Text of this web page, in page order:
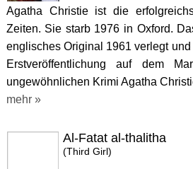
Agatha Christie ist die
Zeiten. Sie starb 1976 in Oxford.
englisches Original 1961 verlegt
Erstveröffentlichung auf dem
ungewöhnlichen Krimi Agatha
mehr »
Al-Fatat al-thalitha
(Third Girl)